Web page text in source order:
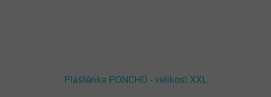
Pláštěnka PONCHO - velikost XXL